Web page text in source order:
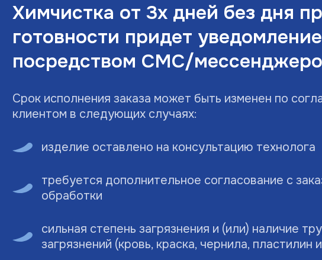
Химчистка от 3х дней без дня
готовности придет уведомление
посредством СМС/
Срок исполнения заказа может быть изменен по
клиентом в следующих случаях:
изделие оставлено на консультацию технолога
требуется дополнительное согласование с
обработки
сильная степень загрязнения и (или) наличие
загрязнений (кровь, краска, чернила, пластилин